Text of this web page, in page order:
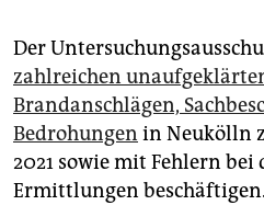
Der
zahlreichen
Brandanschlägen,
Bedrohungen in Neukölln
2021 sowie mit Fehlern
Ermittlungen